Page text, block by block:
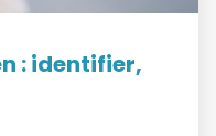
: identifier,